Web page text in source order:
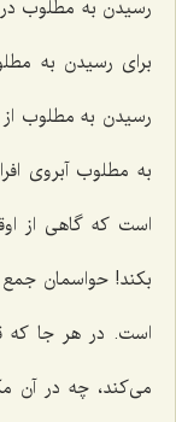
رسیدن به مطلوب
برای رسیدن به
رسیدن به مطلوب از
به مطلوب آبروی
است كه گاهی از
بكند! حواسمان
است. در هر جا كه
می‌كند، چه در آن